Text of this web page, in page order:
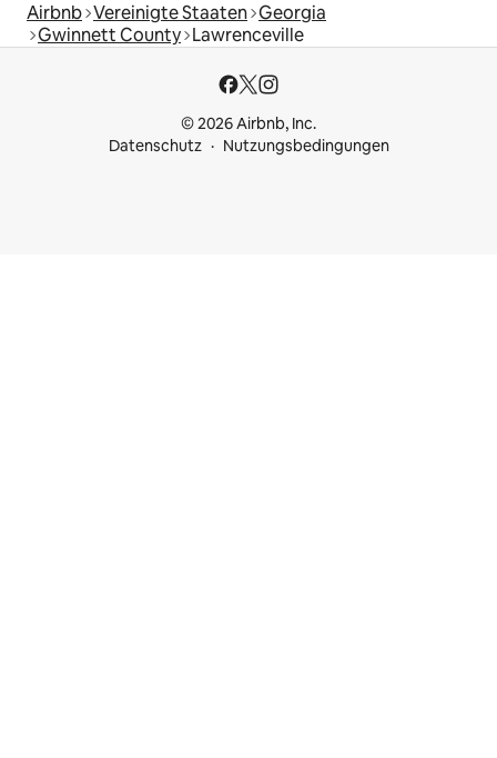
Airbnb Vereinigte Staaten Georgia
Gwinnett County Lawrenceville
© 2026 Airbnb, Inc.
Datenschutz
Nutzungsbedingungen